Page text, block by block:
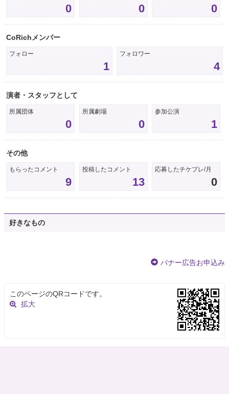
0 0 0
CoRichメンバー
フォロー
1
フォロワー
4
演者・スタッフとして
所属団体
0
所属劇場
0
参加公演
1
その他
もらったコメント
9
投稿したコメント
13
応募したチケプレ/月
0
好きなもの
バナー広告お申込み
このページのQRコードです。
拡大